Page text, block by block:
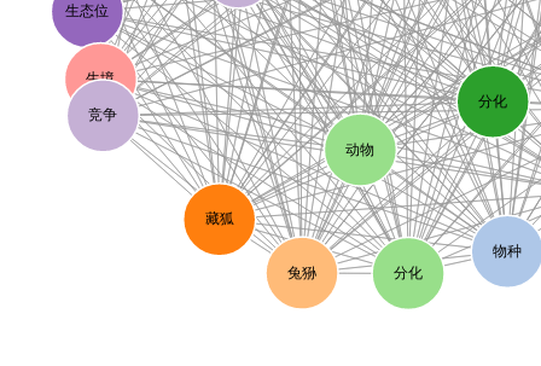
物种
藏狐
兔狲
动物
生态位
分化
分化
生境
竞争